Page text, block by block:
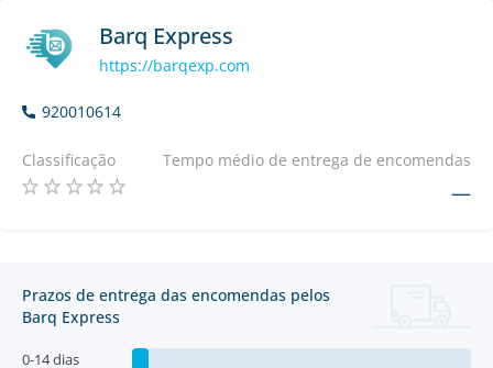
Barq Express
https://barqexp.com
920010614
Classificação Tempo médio de entrega de encomendas
—
Prazos de entrega das encomendas pelos
Barq Express
0-14 dias